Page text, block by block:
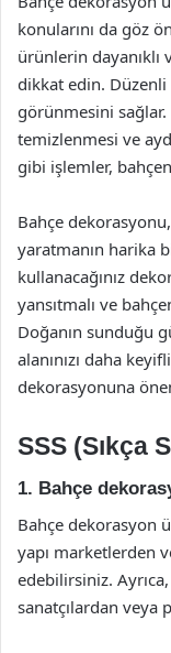
konularını da göz
ürünlerin dayanıklı
dikkat edin. Düzenli
görünmesini
temizlenmesi ve
gibi işlemler,
Bahçe
yaratmanın harika
kullanacağınız
yansıtmalı ve
Doğanın sunduğu
alanınızı daha
dekorasyonuna
SSS (Sıkça
1. Bahçe
Bahçe dekorasyon
yapı marketlerden
edebilirsiniz.
sanatçılardan veya